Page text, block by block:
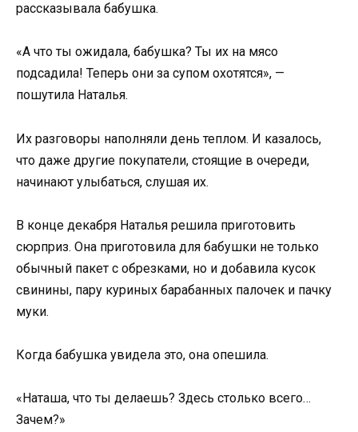
рассказывала бабушка.
«А что ты ожидала, бабушка? Ты их на мясо
подсадила! Теперь они за супом охотятся», —
пошутила Наталья.
Их разговоры наполняли день теплом. И казалось,
что даже другие покупатели, стоящие в очереди,
начинают улыбаться, слушая их.
В конце декабря Наталья решила приготовить
сюрприз. Она приготовила для бабушки не только
обычный пакет с обрезками, но и добавила кусок
свинины, пару куриных барабанных палочек и пачку
муки.
Когда бабушка увидела это, она опешила.
«Наташа, что ты делаешь? Здесь столько всего…
Зачем?»